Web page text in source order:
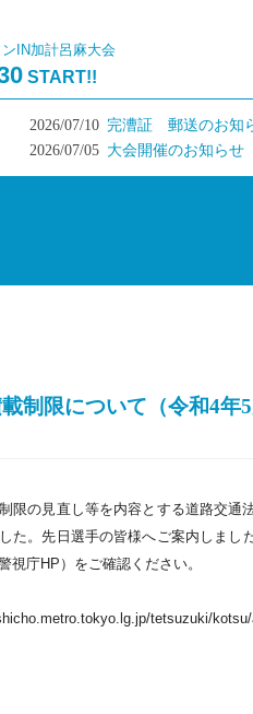
IN加計呂麻大会
START!!
2026/07/10 完漕証 郵送のお知らせ
2026/07/05 大会開催のお知らせ
制限について（令和4年5
限の見直し等を内容とする道路交通
た。先日選手の皆様へご案内しまし
視庁HP）をご確認ください。
tetsuzuki/